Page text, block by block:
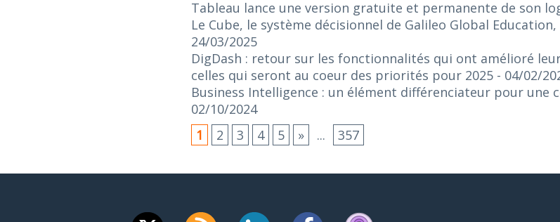
Tableau lance une version gratuite et permanente de son
Le Cube, le système décisionnel de Galileo Global
24/03/2025
DigDash : retour sur les fonctionnalités qui ont amélioré
celles qui seront au coeur des priorités pour 2025 - 04/02/
Business Intelligence : un élément différenciateur pour une
02/10/2024
1
2 3 4 5 » ... 357